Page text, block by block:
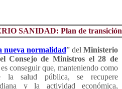
SANIDAD: Plan de
nueva normalidad” del Ministerio
Consejo de Ministros el 28 de
conseguir que, manteniendo como
la salud pública, se recupere
y la actividad económica,